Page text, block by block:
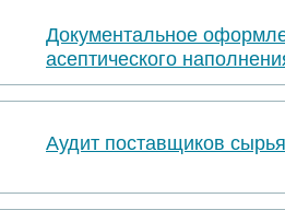
Документальное
асептического
Аудит поставщиков